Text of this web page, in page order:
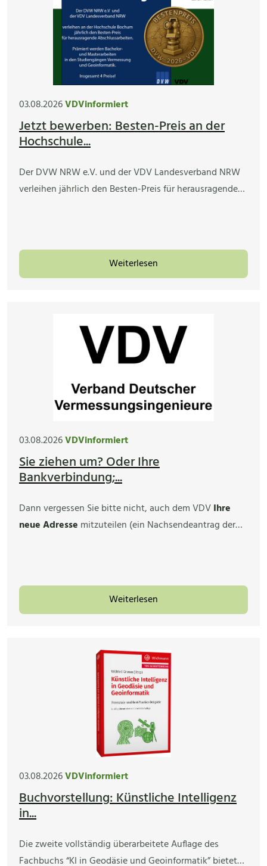
03.08.2026VDVinformiert
Jetzt bewerben: Besten-Preis an der
Hochschule...
Der DVW NRW e.V. und der VDV Landesverband NRW
verleihen jährlich den Besten-Preis für herausragende…
Weiterlesen
03.08.2026VDVinformiert
Sie ziehen um? Oder Ihre
Bankverbindung;...
Dann vergessen Sie bitte nicht, auch dem VDVIhre
neue Adresse mitzuteilen (ein Nachsendeantrag der…
Weiterlesen
03.08.2026VDVinformiert
Buchvorstellung: Künstliche Intelligenz
in...
Die zweite vollständig überarbeitete Auflage des
Fachbuchs “KI in Geodäsie und Geoinformatik” bietet…